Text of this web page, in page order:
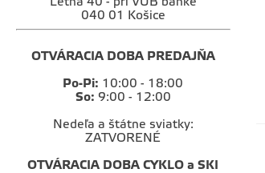
040 01 Košice
OTVÁRACIA DOBA PREDAJŇA
Po-Pi: 10:00 - 18:00
So: 9:00 - 12:00
Nedeľa a štátne sviatky:
ZATVORENÉ
OTVÁRACIA DOBA CYKLO a SKI